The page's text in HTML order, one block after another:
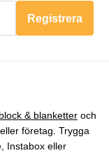
Registrera
block & blanketter och
företag. Trygga
Instabox eller